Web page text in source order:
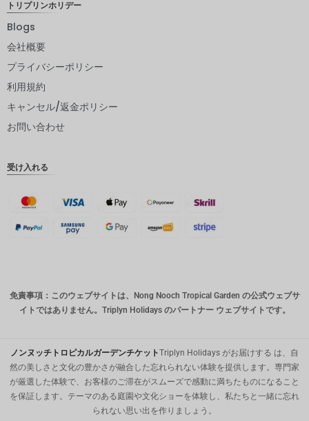
デンマー
ククロー
オースト
ラリアド
韓国ウォ
ン
人民元
台湾
トリプリンホリデー
Blogs
会社概要
プライバシーポリシー
利用規約
キャンセル/返金ポリシー
お問い合わせ
受け入れる
免責事項：このウェブサイトは、Nong Nooch Tropical Garden の公式ウェブサ
イトではありません。Triplyn Holidays のパートナー ウェブサイトです。
ノンヌッチトロピカルガーデンチケットTriplyn Holidays がお届けする は、自
然の美しさと文化の豊かさが融合した忘れられない体験を提供します。専門家
が厳選した体験で、お客様のご滞在がスムーズで感動に満ちたものになること
を保証します。テーマのある庭園や文化ショーを体験し、私たちと一緒に忘れ
られない思い出を作りましょう。